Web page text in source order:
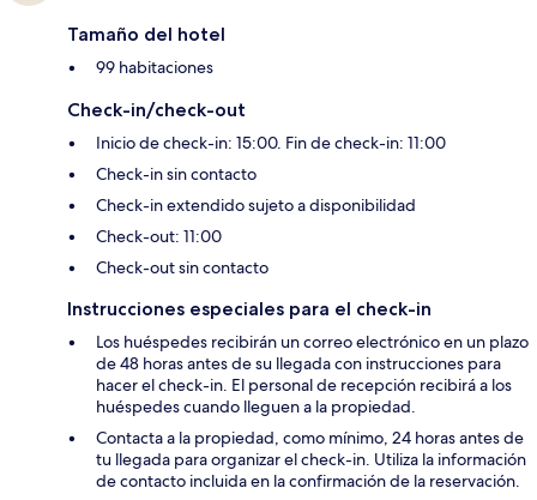
Tamaño del hotel
99 habitaciones
Check-in/check-out
Inicio de check-in: 15:00. Fin de check-in: 11:00
Check-in sin contacto
Check-in extendido sujeto a disponibilidad
Check-out: 11:00
Check-out sin contacto
Instrucciones especiales para el check-in
Los huéspedes recibirán un correo electrónico en un plazo
de 48 horas antes de su llegada con instrucciones para
hacer el check-in. El personal de recepción recibirá a los
huéspedes cuando lleguen a la propiedad.
Contacta a la propiedad, como mínimo, 24 horas antes de
tu llegada para organizar el check-in. Utiliza la información
de contacto incluida en la confirmación de la reservación.